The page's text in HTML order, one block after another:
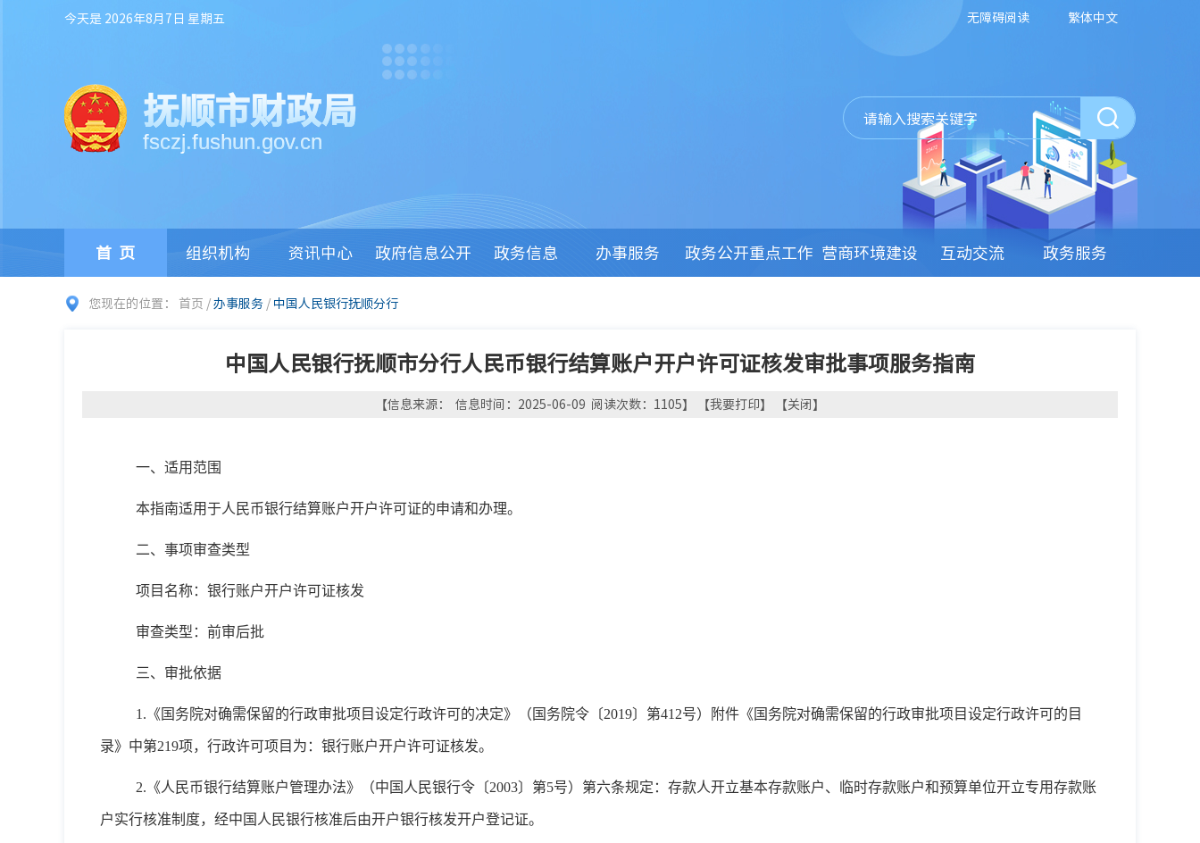
今天是 2026年8月7日 星期五 无障碍阅读 繁体中文
抚顺市财政局
fsczj.fushun.gov.cn
首页 组织机构 资讯中心 政府信息公开 政务信息 办事服务 政务公开重点工作 营商环境建设 互动交流 政务服务
您现在的位置： 首页 /办事服务 / 中国人民银行抚顺分行
中国人民银行抚顺市分行人民币银行结算账户开户许可证核发审批事项服务指南
【信息来源： 信息时间：2025-06-09 阅读次数： 1105】 【我要打印】 【关闭】
一、适用范围
本指南适用于人民币银行结算账户开户许可证的申请和办理。
二、事项审查类型
项目名称：银行账户开户许可证核发
审查类型：前审后批
三、审批依据
1.《国务院对确需保留的行政审批项目设定行政许可的决定》（国务院令〔2019〕第412号）附件《国务院对确需保留的行政审批项目设定行政许可的目
录》中第219项，行政许可项目为：银行账户开户许可证核发。
2.《人民币银行结算账户管理办法》（中国人民银行令〔2003〕第5号）第六条规定：存款人开立基本存款账户、临时存款账户和预算单位开立专用存款账
户实行核准制度，经中国人民银行核准后由开户银行核发开户登记证。